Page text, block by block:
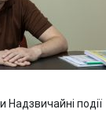
Надзвичайні події